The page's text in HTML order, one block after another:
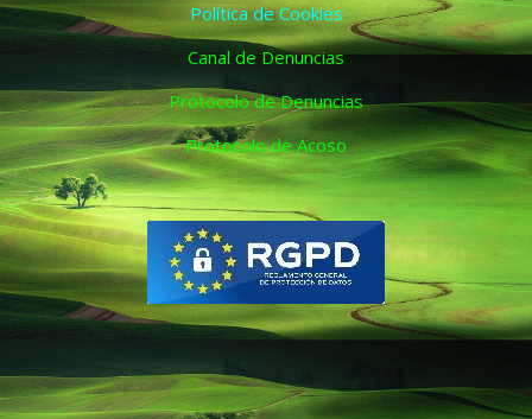
Política de Cookies
Canal de Denuncias
Protocolo de Denuncias
Protocolo de Acoso